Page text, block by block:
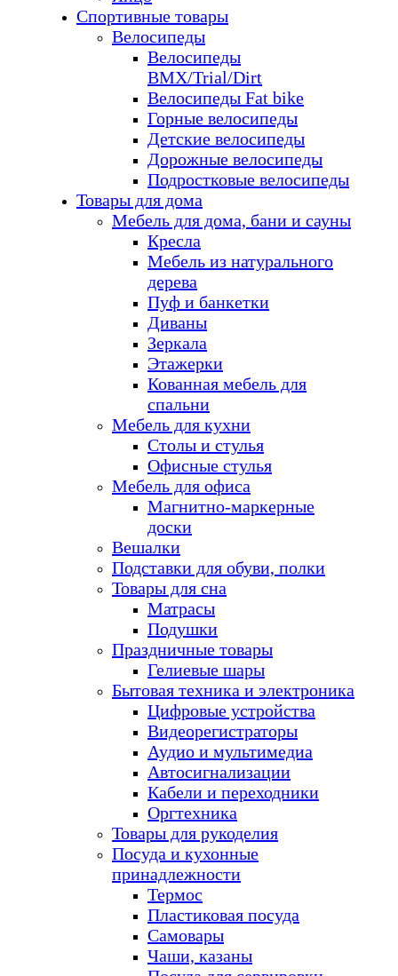
Спортивные товары
Велосипеды
Велосипеды
BMX/Trial/Dirt
Велосипеды Fat bike
Горные велосипеды
Детские велосипеды
Дорожные велосипеды
Подростковые велосипеды
Товары для дома
Мебель для дома, бани и сауны
Кресла
Мебель из натурального
дерева
Пуф и банкетки
Диваны
Зеркала
Этажерки
Кованная мебель для
спальни
Мебель для кухни
Столы и стулья
Офисные стулья
Мебель для офиса
Магнитно-маркерные
доски
Вешалки
Подставки для обуви, полки
Товары для сна
Матрасы
Подушки
Праздничные товары
Гелиевые шары
Бытовая техника и электроника
Цифровые устройства
Видеорегистраторы
Аудио и мультимедиа
Автосигнализации
Кабели и переходники
Оргтехника
Товары для рукоделия
Посуда и кухонные
принадлежности
Термос
Пластиковая посуда
Самовары
Чаши, казаны